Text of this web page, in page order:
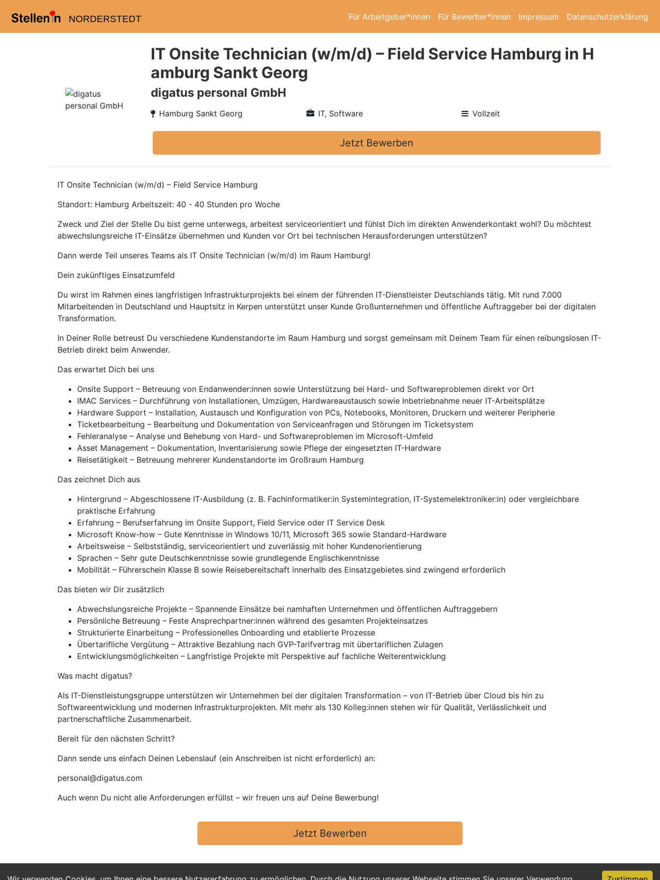
NORDERSTEDT Für Arbeitgeber*innen Für Bewerber*innen Impressum Datenschutzerklärung
IT Onsite Technician (w/m/d) – Field Service Hamburg in H
amburg Sankt Georg
digatus personal GmbH
Hamburg Sankt Georg IT, Software Vollzeit
Jetzt Bewerben
IT Onsite Technician (w/m/d) – Field Service Hamburg
Standort: Hamburg Arbeitszeit: 40 - 40 Stunden pro Woche
Zweck und Ziel der Stelle Du bist gerne unterwegs, arbeitest serviceorientiert und fühlst Dich im direkten Anwenderkontakt wohl? Du möchtest
abwechslungsreiche IT-Einsätze übernehmen und Kunden vor Ort bei technischen Herausforderungen unterstützen?
Dann werde Teil unseres Teams als IT Onsite Technician (w/m/d) im Raum Hamburg!
Dein zukünftiges Einsatzumfeld
Du wirst im Rahmen eines langfristigen Infrastrukturprojekts bei einem der führenden IT-Dienstleister Deutschlands tätig. Mit rund 7.000
Mitarbeitenden in Deutschland und Hauptsitz in Kerpen unterstützt unser Kunde Großunternehmen und öffentliche Auftraggeber bei der digitalen
Transformation.
In Deiner Rolle betreust Du verschiedene Kundenstandorte im Raum Hamburg und sorgst gemeinsam mit Deinem Team für einen reibungslosen IT-
Betrieb direkt beim Anwender.
Das erwartet Dich bei uns
Onsite Support – Betreuung von Endanwender:innen sowie Unterstützung bei Hard- und Softwareproblemen direkt vor Ort
IMAC Services – Durchführung von Installationen, Umzügen, Hardwareaustausch sowie Inbetriebnahme neuer IT-Arbeitsplätze
Hardware Support – Installation, Austausch und Konfiguration von PCs, Notebooks, Monitoren, Druckern und weiterer Peripherie
Ticketbearbeitung – Bearbeitung und Dokumentation von Serviceanfragen und Störungen im Ticketsystem
Fehleranalyse – Analyse und Behebung von Hard- und Softwareproblemen im Microsoft-Umfeld
Asset Management – Dokumentation, Inventarisierung sowie Pflege der eingesetzten IT-Hardware
Reisetätigkeit – Betreuung mehrerer Kundenstandorte im Großraum Hamburg
Das zeichnet Dich aus
Hintergrund – Abgeschlossene IT-Ausbildung (z. B. Fachinformatiker:in Systemintegration, IT-Systemelektroniker:in) oder vergleichbare
praktische Erfahrung
Erfahrung – Berufserfahrung im Onsite Support, Field Service oder IT Service Desk
Microsoft Know-how – Gute Kenntnisse in Windows 10/11, Microsoft 365 sowie Standard-Hardware
Arbeitsweise – Selbstständig, serviceorientiert und zuverlässig mit hoher Kundenorientierung
Sprachen – Sehr gute Deutschkenntnisse sowie grundlegende Englischkenntnisse
Mobilität – Führerschein Klasse B sowie Reisebereitschaft innerhalb des Einsatzgebietes sind zwingend erforderlich
Das bieten wir Dir zusätzlich
Abwechslungsreiche Projekte – Spannende Einsätze bei namhaften Unternehmen und öffentlichen Auftraggebern
Persönliche Betreuung – Feste Ansprechpartner:innen während des gesamten Projekteinsatzes
Strukturierte Einarbeitung – Professionelles Onboarding und etablierte Prozesse
Übertarifliche Vergütung – Attraktive Bezahlung nach GVP-Tarifvertrag mit übertariflichen Zulagen
Entwicklungsmöglichkeiten – Langfristige Projekte mit Perspektive auf fachliche Weiterentwicklung
Was macht digatus?
Als IT-Dienstleistungsgruppe unterstützen wir Unternehmen bei der digitalen Transformation – von IT-Betrieb über Cloud bis hin zu
Softwareentwicklung und modernen Infrastrukturprojekten. Mit mehr als 130 Kolleg:innen stehen wir für Qualität, Verlässlichkeit und
partnerschaftliche Zusammenarbeit.
Bereit für den nächsten Schritt?
Dann sende uns einfach Deinen Lebenslauf (ein Anschreiben ist nicht erforderlich) an:
personal@digatus.com
Auch wenn Du nicht alle Anforderungen erfüllst – wir freuen uns auf Deine Bewerbung!
Jetzt Bewerben